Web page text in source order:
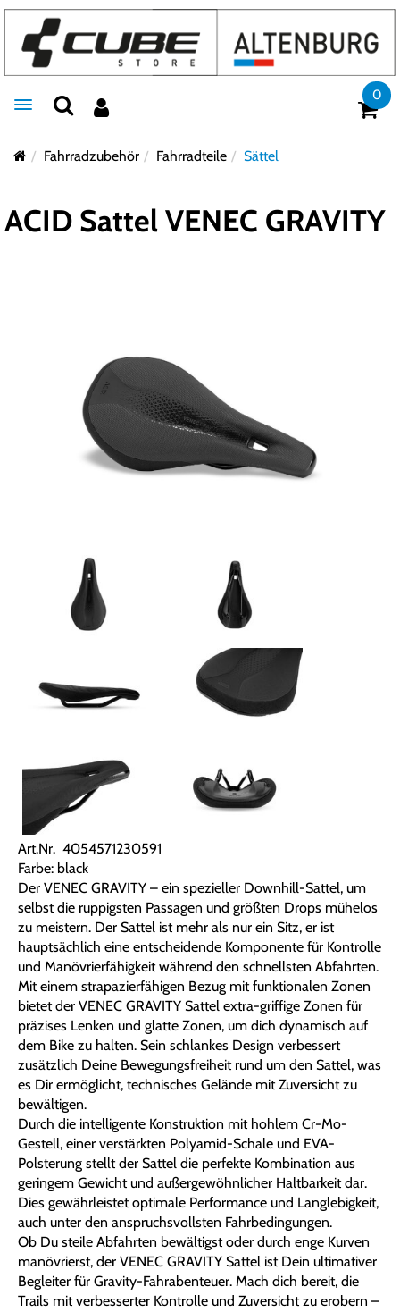
Toggle navigation
0
Fahrradzubehör Fahrradteile Sättel
ACID Sattel VENEC GRAVITY
Art.Nr. 4054571230591
Farbe: black
Der VENEC GRAVITY – ein spezieller Downhill-Sattel, um
selbst die ruppigsten Passagen und größten Drops mühelos
zu meistern. Der Sattel ist mehr als nur ein Sitz, er ist
hauptsächlich eine entscheidende Komponente für Kontrolle
und Manövrierfähigkeit während den schnellsten Abfahrten.
Mit einem strapazierfähigen Bezug mit funktionalen Zonen
bietet der VENEC GRAVITY Sattel extra-griffige Zonen für
präzises Lenken und glatte Zonen, um dich dynamisch auf
dem Bike zu halten. Sein schlankes Design verbessert
zusätzlich Deine Bewegungsfreiheit rund um den Sattel, was
es Dir ermöglicht, technisches Gelände mit Zuversicht zu
bewältigen.
Durch die intelligente Konstruktion mit hohlem Cr-Mo-
Gestell, einer verstärkten Polyamid-Schale und EVA-
Polsterung stellt der Sattel die perfekte Kombination aus
geringem Gewicht und außergewöhnlicher Haltbarkeit dar.
Dies gewährleistet optimale Performance und Langlebigkeit,
auch unter den anspruchsvollsten Fahrbedingungen.
Ob Du steile Abfahrten bewältigst oder durch enge Kurven
manövrierst, der VENEC GRAVITY Sattel ist Dein ultimativer
Begleiter für Gravity-Fahrabenteuer. Mach dich bereit, die
Trails mit verbesserter Kontrolle und Zuversicht zu erobern –